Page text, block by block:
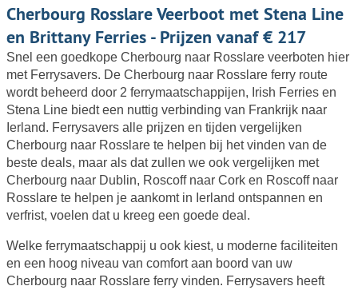
Cherbourg Rosslare Veerboot met Stena Line
en Brittany Ferries - Prijzen vanaf € 217
Snel een goedkope Cherbourg naar Rosslare veerboten hier
met Ferrysavers. De Cherbourg naar Rosslare ferry route
wordt beheerd door 2 ferrymaatschappijen, Irish Ferries en
Stena Line biedt een nuttig verbinding van Frankrijk naar
Ierland. Ferrysavers alle prijzen en tijden vergelijken
Cherbourg naar Rosslare te helpen bij het vinden van de
beste deals, maar als dat zullen we ook vergelijken met
Cherbourg naar Dublin, Roscoff naar Cork en Roscoff naar
Rosslare te helpen je aankomt in Ierland ontspannen en
verfrist, voelen dat u kreeg een goede deal.
Welke ferrymaatschappij u ook kiest, u moderne faciliteiten
en een hoog niveau van comfort aan boord van uw
Cherbourg naar Rosslare ferry vinden. Ferrysavers heeft